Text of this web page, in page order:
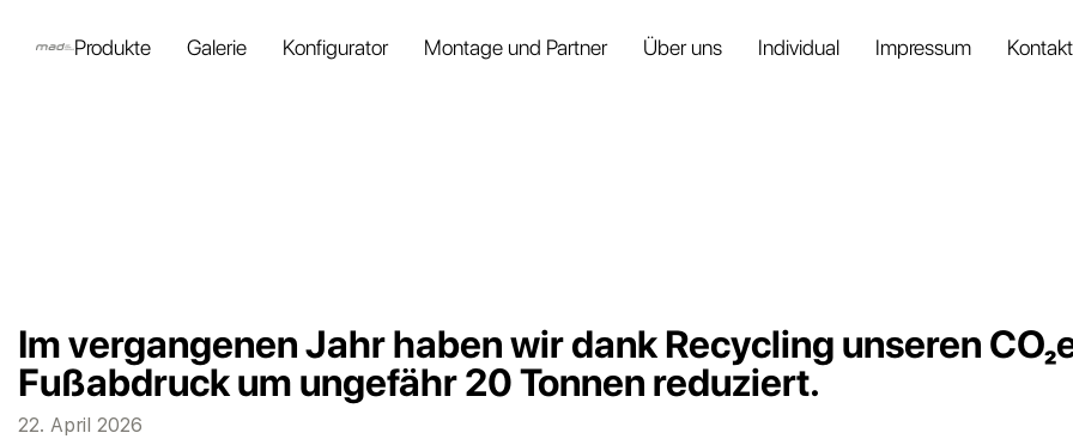
Produkte Galerie Konfigurator Montage und Partner Über uns Individual Impressum Kontakt
Im vergangenen Jahr haben wir dank Recycling unseren
Fußabdruck um ungefähr 20 Tonnen reduziert.
22. April 2026